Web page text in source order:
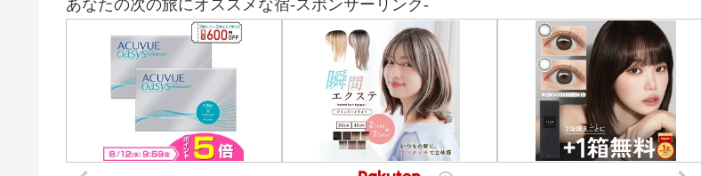
あなたの次の旅にオススメな宿-スポンサーリンク-